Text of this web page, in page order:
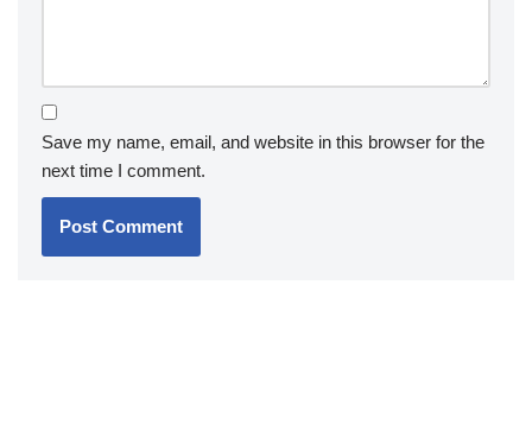
Save my name, email, and website in this browser for the
next time I comment.